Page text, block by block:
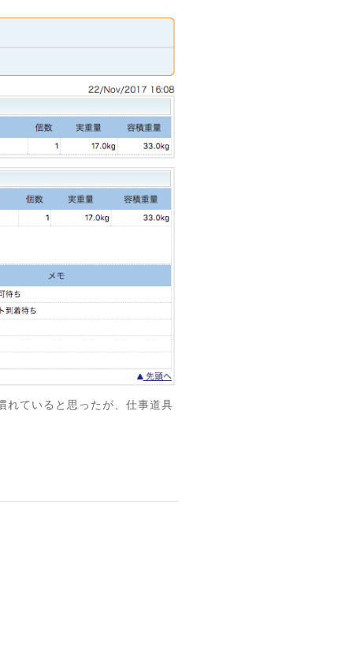
れていると思ったが、仕事道具